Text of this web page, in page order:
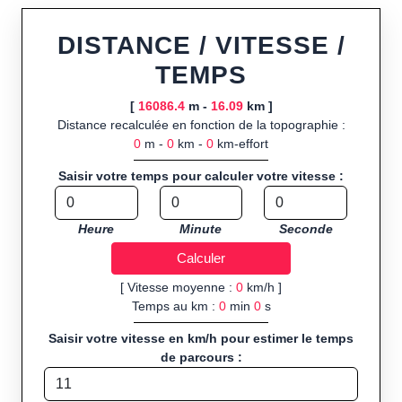
ou import de fichier GPX, calcul instantané de la distance
profil d’élévation avec options de lissage, export en trace GPX,
route GPX, KML (plat ou relief) et TCX, ainsi que calculs
Public cible :strong> sportifs de loisir et compétiteurs
préparant entraînements et parcours, organisateurs
d’événements partageant leurs itinéraires, et utilisateurs de
GPS souhaitant charger leurs trajets à l’avance.
Sports et activités disponibles :Footing (jogging), course à
pied, cyclisme (vélo), VTT, randonnée, roller et équitation.
DISTANCE / VITESSE /
TEMPS
[ 16086.4m - 16.09km ]
Distance recalculée en fonction de la topographie :
0 m - 0 km - 0 km-effort
Saisir votre temps pour calculer votre vitesse :
Heure Minute Seconde
[ Vitesse moyenne : 0 km/h ]
Temps au km : 0min 0s
Saisir votre vitesse en km/h pour estimer le temps
de parcours :